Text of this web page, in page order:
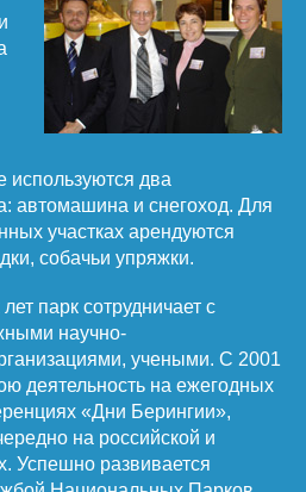
используются два
автомашина и снегоход. Для
участках арендуются
собачьи упряжки.
парк сотрудничает с
научно-
учеными. С 2001
деятельность на ежегодных
«Дни Берингии»,
на российской и
Успешно развивается